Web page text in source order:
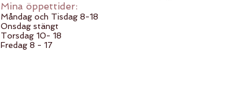
Mina öppettider:
Måndag och Tisdag 8-18
Onsdag stängt
Torsdag 10- 18
Fredag 8 - 17